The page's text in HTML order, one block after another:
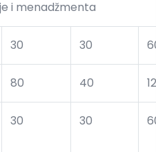
i menadžmenta
30 30
80 40
30 30